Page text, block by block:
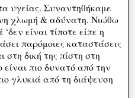
υγείας. Συναντηθήκαμε
χλωμή & αδύνατη. Νιώθω
είναι τίποτε είπε η
παρόμοιες καταστάσεις
δική της πίστη στη
πιο δυνατό από την
γλυκιά από τη διάψευση